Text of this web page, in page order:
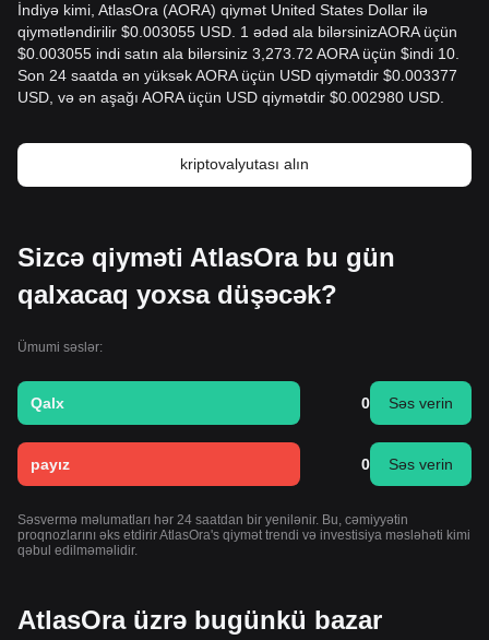
İndiyə kimi, AtlasOra (AORA) qiymət United States Dollar ilə
qiymətləndirilir $0.003055 USD. 1 ədəd ala bilərsinizAORA üçün
$0.003055 indi satın ala bilərsiniz 3,273.72 AORA üçün $indi 10.
Son 24 saatda ən yüksək AORA üçün USD qiymətdir $0.003377
USD, və ən aşağı AORA üçün USD qiymətdir $0.002980 USD.
kriptovalyutası alın
Sizcə qiyməti AtlasOra bu gün
qalxacaq yoxsa düşəcək?
Ümumi səslər:
Qalx 0 Səs verin
payız 0 Səs verin
Səsvermə məlumatları hər 24 saatdan bir yenilənir. Bu, cəmiyyətin
proqnozlarını əks etdirir AtlasOra's qiymət trendi və investisiya məsləhəti kimi
qəbul edilməməlidir.
AtlasOra üzrə bugünkü bazar